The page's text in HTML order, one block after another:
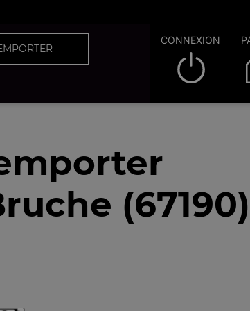
CONNEXION
(67190)